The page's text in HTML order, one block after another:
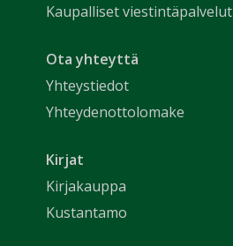
Kaupalliset viestintäpalvelut
Ota yhteyttä
Yhteystiedot
Yhteydenottolomake
Kirjat
Kirjakauppa
Kustantamo